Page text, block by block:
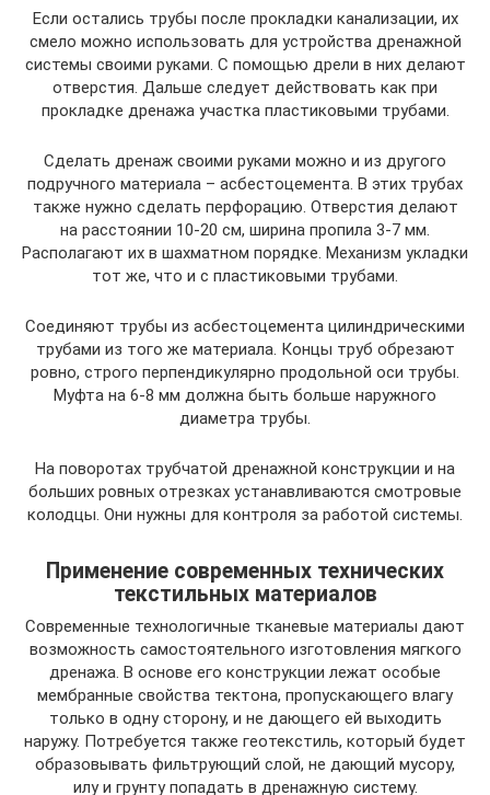
Если остались трубы после прокладки канализации, их
смело можно использовать для устройства дренажной
системы своими руками. С помощью дрели в них делают
отверстия. Дальше следует действовать как при
прокладке дренажа участка пластиковыми трубами.
Сделать дренаж своими руками можно и из другого
подручного материала – асбестоцемента. В этих трубах
также нужно сделать перфорацию. Отверстия делают
на расстоянии 10-20 см, ширина пропила 3-7 мм.
Располагают их в шахматном порядке. Механизм укладки
тот же, что и с пластиковыми трубами.
Соединяют трубы из асбестоцемента цилиндрическими
трубами из того же материала. Концы труб обрезают
ровно, строго перпендикулярно продольной оси трубы.
Муфта на 6-8 мм должна быть больше наружного
диаметра трубы.
На поворотах трубчатой дренажной конструкции и на
больших ровных отрезках устанавливаются смотровые
колодцы. Они нужны для контроля за работой системы.
Применение современных технических
текстильных материалов
Современные технологичные тканевые материалы дают
возможность самостоятельного изготовления мягкого
дренажа. В основе его конструкции лежат особые
мембранные свойства тектона, пропускающего влагу
только в одну сторону, и не дающего ей выходить
наружу. Потребуется также геотекстиль, который будет
образовывать фильтрующий слой, не дающий мусору,
илу и грунту попадать в дренажную систему.